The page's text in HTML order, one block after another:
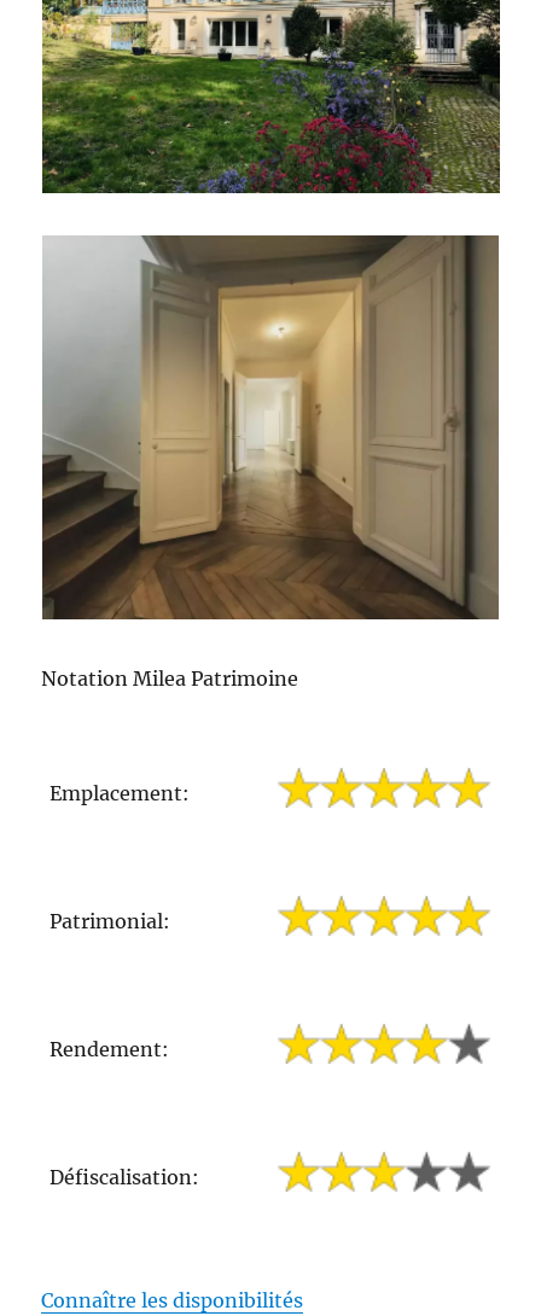
Notation Milea Patrimoine
Emplacement:
Patrimonial:
Rendement:
Défiscalisation:
Connaître les disponibilités